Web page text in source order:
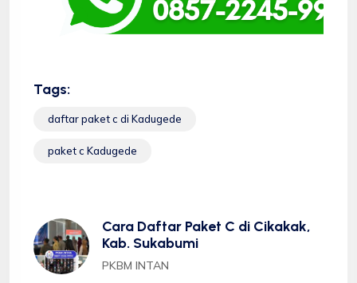
Tags:
daftar paket c di Kadugede
paket c Kadugede
Cara Daftar Paket C di Cikakak,
Kab. Sukabumi
PKBM INTAN